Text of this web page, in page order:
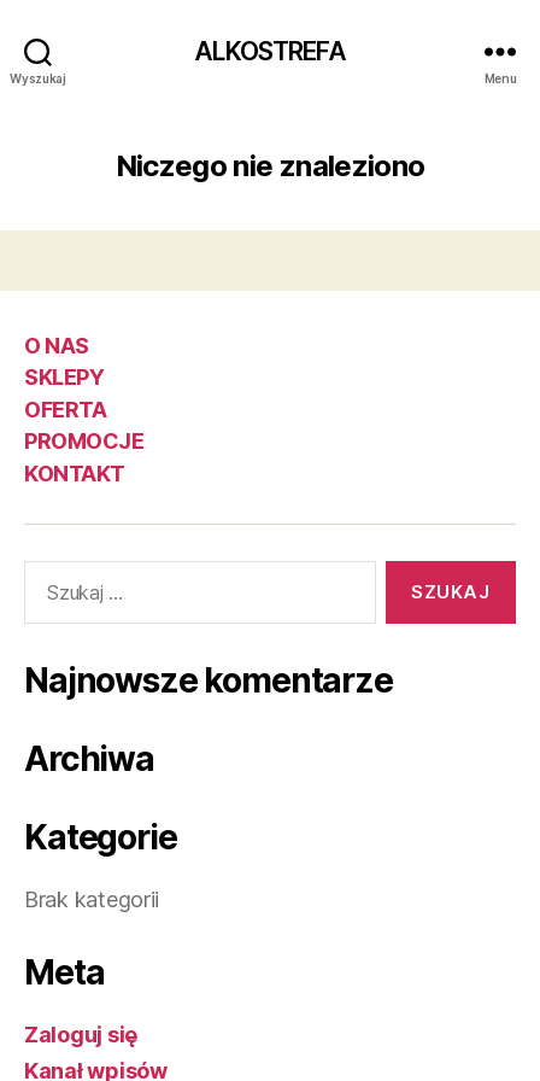
Wyszukaj
ALKOSTREFA
Menu
Niczego nie znaleziono
O NAS
SKLEPY
OFERTA
PROMOCJE
KONTAKT
Najnowsze komentarze
Archiwa
Kategorie
Brak kategorii
Meta
Zaloguj się
Kanał wpisów